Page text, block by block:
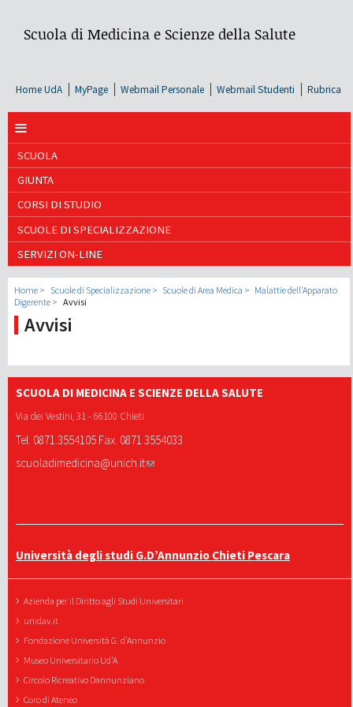
Scuola di Medicina e Scienze della Salute
Home UdA MyPage Webmail Personale Webmail Studenti Rubrica
≡
SCUOLA
GIUNTA
CORSI DI STUDIO
SCUOLE DI SPECIALIZZAZIONE
SERVIZI ON-LINE
Home Scuole di Specializzazione Scuole di Area Medica
Malattie dell'Apparato
Digerente
Avvisi
Avvisi
SCUOLA DI MEDICINA E SCIENZE DELLA SALUTE
Via dei Vestini, 31 - 66100 Chieti
Tel. 0871.3554105 Fax. 0871 3554033
scuoladimedicina@unich.it
Università degli studi G.D’Annunzio Chieti Pescara
Azienda per il Diritto agli Studi Universitari
unidav.it
Fondazione Università G. d'Annunzio
Museo Universitario Ud'A
Circolo Ricreativo Dannunziano
Coro di Ateneo